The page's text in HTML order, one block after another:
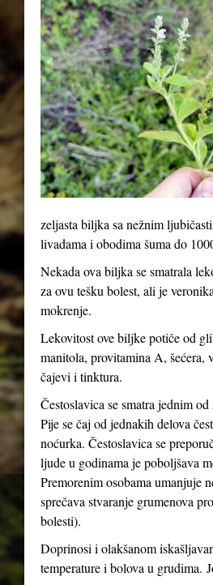
zeljasta biljka sa nežnim
livadama i obodima šuma do
Nekada ova biljka se smatrala
za ovu tešku bolest, ali je
mokrenje.
Lekovitost ove biljke potiče od
manitola, provitamina A,
čajevi i tinktura.
Čestoslavica se smatra jednim
Pije se čaj od jednakih delova
noćurka. Čestoslavica se
ljude u godinama je poboljšava
Premorenim osobama umanjuje
sprečava stvaranje grumenova
bolesti).
Doprinosi i olakšanom
temperature i bolova u grudima.